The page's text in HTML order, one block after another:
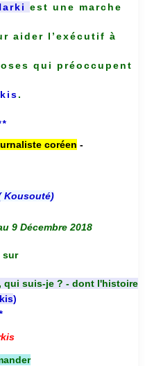
est une marche
aider l’exécutif à
qui préoccupent
.
coréen -
Kousouté)
9 Décembre 2018
sur
qui suis-je ? - dont l'histoire
)